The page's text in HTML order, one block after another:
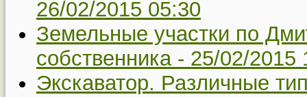
26/02/2015 05:30
Земельные участки по
собственника - 25/02/2015
Экскаватор. Различные